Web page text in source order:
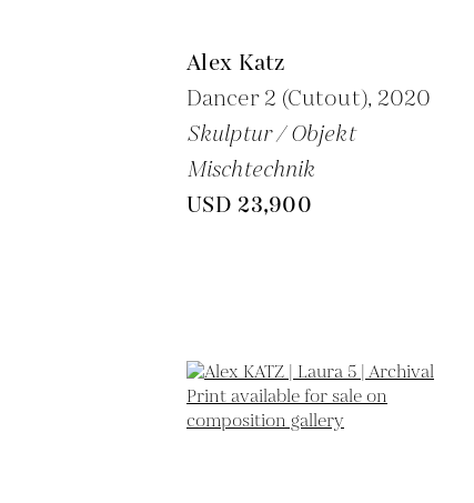
Alex Katz
Dancer 2 (Cutout), 2020
Skulptur / Objekt
Mischtechnik
USD 23,900